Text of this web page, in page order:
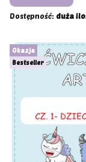
Dostępność: duża
Okazja
Bestseller